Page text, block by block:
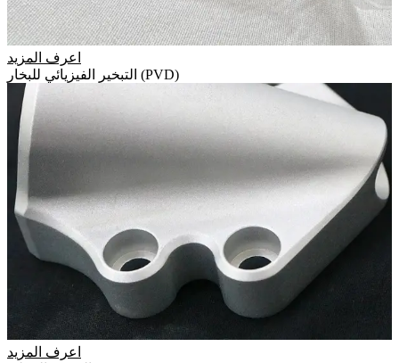
اعرف المزيد
التبخير الفيزيائي للبخار (PVD)
اعرف المزيد